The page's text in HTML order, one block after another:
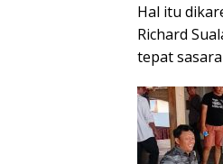
Hal itu
Richard
tepat